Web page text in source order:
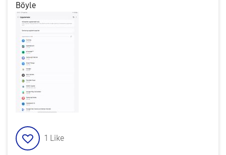
Böyle
1 Like